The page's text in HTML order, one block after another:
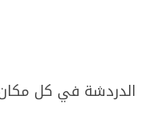
الدردشة في كل